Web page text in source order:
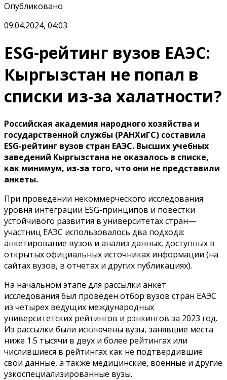
Опубликовано
09.04.2024, 04:03
ESG-рейтинг вузов ЕАЭС:
Кыргызстан не попал в
списки из-за халатности?
Российская академия народного хозяйства и
государственной службы (РАНХиГС) составила
ESG-рейтинг вузов стран ЕАЭС. Высших учебных
заведений Кыргызстана не оказалось в списке,
как минимум, из-за того, что они не представили
анкеты.
При проведении некоммерческого исследования
уровня интеграции ESG-принципов и повестки
устойчивого развития в университетах стран—
участниц ЕАЭС использовалось два подхода:
анкетирование вузов и анализ данных, доступных в
открытых официальных источниках информации (на
сайтах вузов, в отчетах и других публикациях).
На начальном этапе для рассылки анкет
исследования был проведен отбор вузов стран ЕАЭС
из четырех ведущих международных
университетских рейтингов и рэнкингов за 2023 год.
Из рассылки были исключены вузы, занявшие места
ниже 1.5 тысячи в двух и более рейтингах или
числившиеся в рейтингах как не подтвердившие
свои данные, а также медицинские, военные и другие
узкоспециализированные вузы.